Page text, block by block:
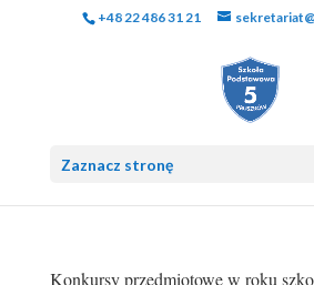
+48 22 486 31 21
Zaznacz stronę
Konkursy przedmiotowe w roku